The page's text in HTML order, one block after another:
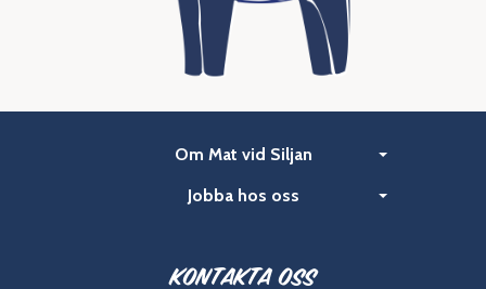
Om Mat vid Siljan
Jobba hos oss
Kontakta oss